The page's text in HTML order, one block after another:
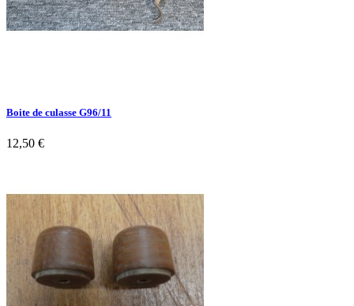
Boite de culasse G96/11
12,50 €